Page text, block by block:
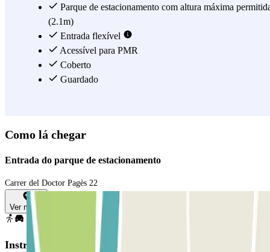
Parque de estacionamento com altura máxima
(2.1m)
Entrada flexível
Acessível para PMR
Coberto
Guardado
Como lá chegar
Entrada do parque de estacionamento
Carrer del Doctor Pagès 22
Ver mapa
Instruções